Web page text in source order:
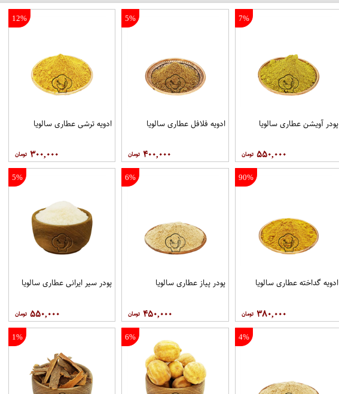
7%
پودر آویشن عطاری سالویا
۵۵۰,۰۰۰
5%
ادویه فلافل عطاری سالویا
۴۰۰,۰۰۰
12%
ادویه ترشی عطاری سالویا
۳۰۰,۰۰۰
90%
ادویه گداخته عطاری سالویا
۳۸۰,۰۰۰
6%
پودر پیاز عطاری سالویا
۴۵۰,۰۰۰
5%
پودر سیر ایرانی عطاری سالویا
۵۵۰,۰۰۰
4%
6%
1%